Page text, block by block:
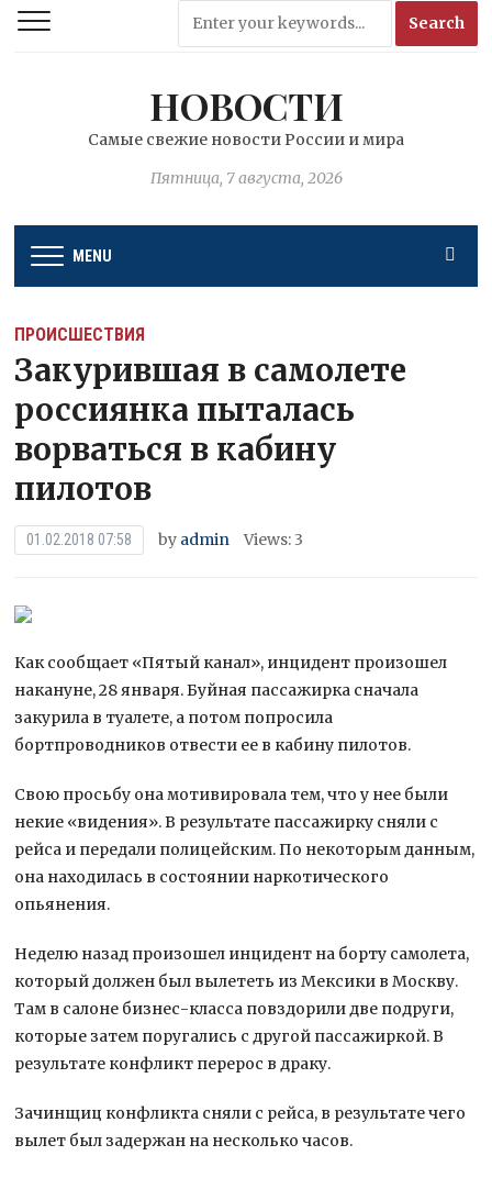
НОВОСТИ
Самые свежие новости России и мира
Пятница, 7 августа, 2026
MENU
ПРОИСШЕСТВИЯ
Закурившая в самолете
россиянка пыталась
ворваться в кабину
пилотов
01.02.2018 07:58 by admin Views: 3
Как сообщает «Пятый канал», инцидент произошел
накануне, 28 января. Буйная пассажирка сначала
закурила в туалете, а потом попросила
бортпроводников отвести ее в кабину пилотов.
Свою просьбу она мотивировала тем, что у нее были
некие «видения». В результате пассажирку сняли с
рейса и передали полицейским. По некоторым данным,
она находилась в состоянии наркотического
опьянения.
Неделю назад произошел инцидент на борту самолета,
который должен был вылететь из Мексики в Москву.
Там в салоне бизнес-класса повздорили две подруги,
которые затем поругались с другой пассажиркой. В
результате конфликт перерос в драку.
Зачинщиц конфликта сняли с рейса, в результате чего
вылет был задержан на несколько часов.